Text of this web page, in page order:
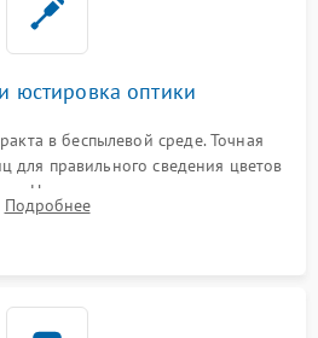
юстировка оптики
в беспылевой среде. Точная
для правильного сведения цветов
Надежное подключение всех
датчиков и закрытие корпуса
Подробнее